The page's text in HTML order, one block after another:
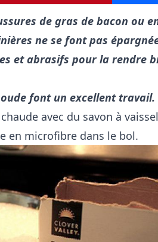
de gras de bacon ou
ne se font pas
et abrasifs pour la rendre
font un excellent travail.
avec du savon à
en microfibre dans le bol.